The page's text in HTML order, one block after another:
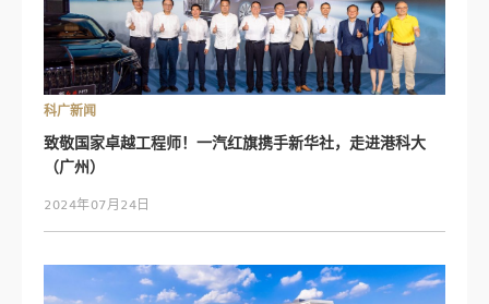
科广新闻
致敬国家卓越工程师！一汽红旗携手新华社，走进港科大
（广州）
2024年07月24日